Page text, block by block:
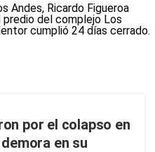
por el colapso en
en su